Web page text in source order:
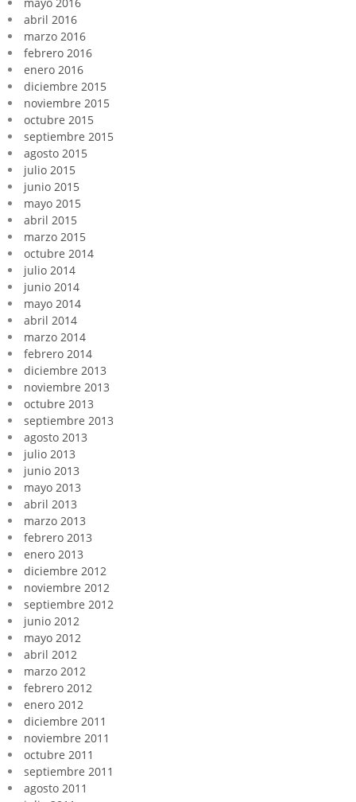
abril 2016
marzo 2016
febrero 2016
enero 2016
diciembre 2015
noviembre 2015
octubre 2015
septiembre 2015
agosto 2015
julio 2015
junio 2015
mayo 2015
abril 2015
marzo 2015
octubre 2014
julio 2014
junio 2014
mayo 2014
abril 2014
marzo 2014
febrero 2014
diciembre 2013
noviembre 2013
octubre 2013
septiembre 2013
agosto 2013
julio 2013
junio 2013
mayo 2013
abril 2013
marzo 2013
febrero 2013
enero 2013
diciembre 2012
noviembre 2012
septiembre 2012
junio 2012
mayo 2012
abril 2012
marzo 2012
febrero 2012
enero 2012
diciembre 2011
noviembre 2011
octubre 2011
septiembre 2011
agosto 2011